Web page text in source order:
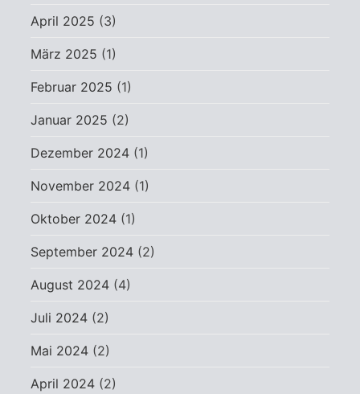
April 2025 (3)
März 2025 (1)
Februar 2025 (1)
Januar 2025 (2)
Dezember 2024 (1)
November 2024 (1)
Oktober 2024 (1)
September 2024 (2)
August 2024 (4)
Juli 2024 (2)
Mai 2024 (2)
April 2024 (2)